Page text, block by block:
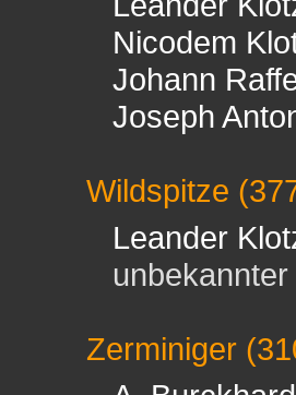
Nicodem
Johann
Joseph
Wildspitze
Leander
unbekannter
Zerminiger